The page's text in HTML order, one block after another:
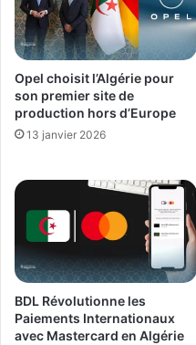
Opel choisit l’Algérie pour
son premier site de
production hors d’Europe
13 janvier 2026
BDL Révolutionne les
Paiements Internationaux
avec Mastercard en Algérie